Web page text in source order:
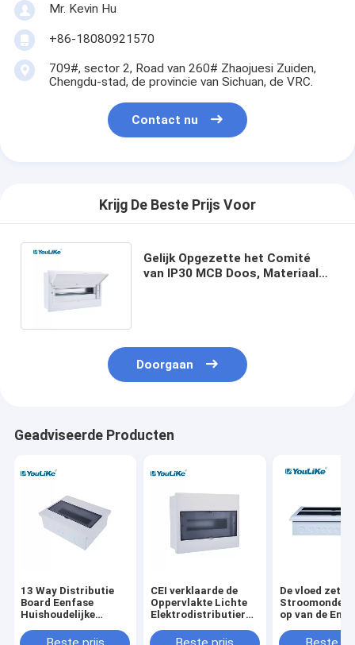
Mr. Kevin Hu
+86-18080921570
709#, sector 2, Road van 260# Zhaojuesi Zuiden,
Chengdu-stad, de provincie van Sichuan, de VRC.
Contact nu
Krijg De Beste Prijs Voor
Gelijk Opgezette het Comité
van IP30 MCB Doos, Materiaal
Doorgaan
Geadviseerde Producten
13 Way Distributie
Board Eenfase
Huishoudelijke
Distributiedoos
CEI verklaarde de
Oppervlakte Lichte
Elektrodistributieraad
opzet
De vloed zette
op van de
42Way